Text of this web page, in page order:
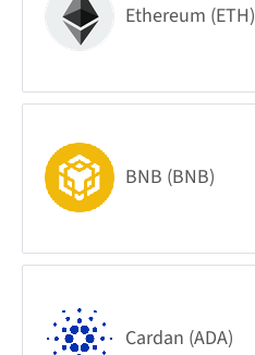
Ethereum (ETH)
BNB (BNB)
Cardan (ADA)